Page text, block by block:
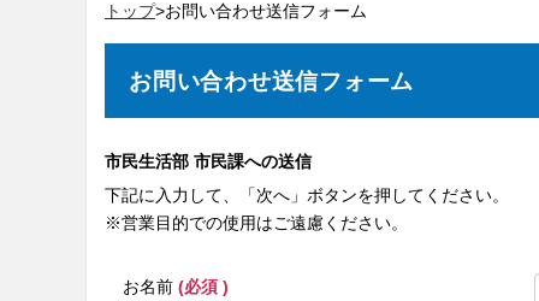
トップ>お問い合わせ送信フォーム
お問い合わせ送信フォーム
市民生活部 市民課への送信
下記に入力して、「次へ」ボタンを押してください。
※営業目的での使用はご遠慮ください。
お名前 (必須 )